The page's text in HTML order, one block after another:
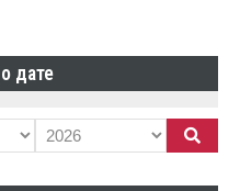
дате